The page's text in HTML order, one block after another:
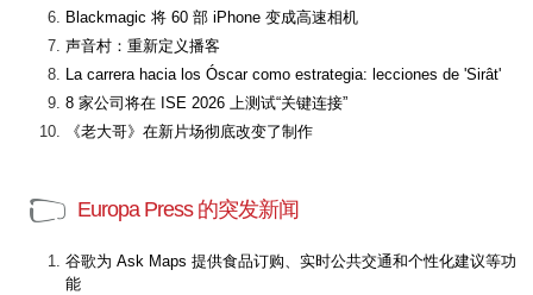
Blackmagic 将 60 部 iPhone 变成高速相机
声音村：重新定义播客
La carrera hacia los Óscar como estrategia: lecciones de 'Sirât'
8 家公司将在 ISE 2026 上测试“关键连接”
《老大哥》在新片场彻底改变了制作
Europa Press 的突发新闻
谷歌为 Ask Maps 提供食品订购、实时公共交通和个性化建议等功
能